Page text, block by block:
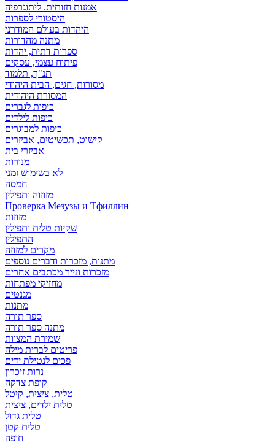
אמנות חזותית. ליתוגרפיה
היסטורי לספרות
היהדות בעולם המודרני
מתנה מהדורות
ספרות דתית, יהדות
פיתוח עצמי, עסקים
תנ"ך, תלמוד
מסורות, חגים, הבית היהודי
המסורת היהודית
כיפות לגברים
כיפות לילדים
כיפות למבוגרים
קישוט, תכשיטים, אביזרים
אביזרי בית
מנורות
לא בשימוש זמני
חמסה
מזוזוה ותפילין
Проверка Мезузы и Тфиллин
מזוזות
שקיות טלית ותפילין
התפילין
מקרים למזוזה
מתנות, מזכרות ודברים נוספים
מזכרות ונייר מכתבים אחרים
מחזיקי מפתחות
מגנטים
מתנות
ספר תורה
מתנה ספר תורה
שמירת המצוות
פריטים לברית מילה
פכים לנטילת ידים
נרות זיכרון
קופת צדקה
טלית, ציצית, קיטל
טלית ילדים, ציצית
טלית גדול
טלית קטן